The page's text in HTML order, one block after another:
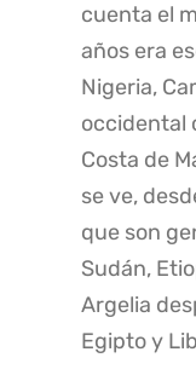
cuenta el
años era
Nigeria,
occidental
Costa de
se ve,
que son
Sudán,
Argelia
Egipto y